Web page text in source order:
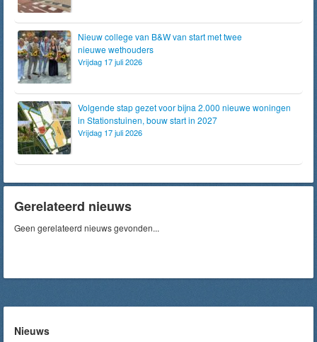
Nieuw college van B&W van start met twee
nieuwe wethouders
Vrijdag 17 juli 2026
Volgende stap gezet voor bijna 2.000 nieuwe woningen
in Stationstuinen, bouw start in 2027
Vrijdag 17 juli 2026
Gerelateerd nieuws
Geen gerelateerd nieuws gevonden...
Nieuws